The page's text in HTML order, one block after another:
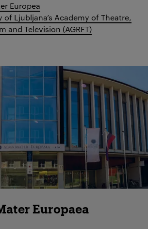
Europea
of Ljubljana’s Academy of Theatre,
and Television (AGRFT)
Europaea